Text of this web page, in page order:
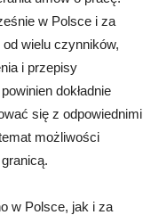
w Polsce i za
wielu czynników,
i przepisy
dokładnie
się z odpowiednimi
możliwości
w Polsce, jak i za